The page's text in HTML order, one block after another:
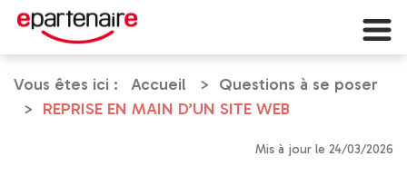
Vous êtes ici : Accueil
Questions à se poser
REPRISE EN MAIN D’UN SITE WEB
Mis à jour le 24/03/2026